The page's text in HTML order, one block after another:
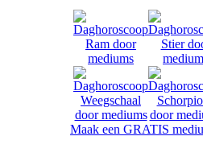
Maak een GRATIS